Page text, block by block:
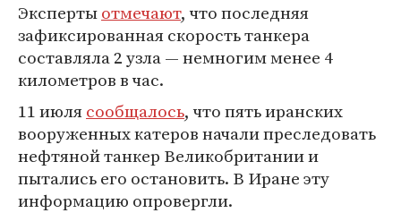
Экспертыотмечают, что последняя
зафиксированная скорость танкера
составляла 2 узла — немногим менее 4
километров в час.
11 июлясообщалось, что пять иранских
вооруженных катеров начали преследовать
нефтяной танкер Великобритании и
пытались его остановить. В Иране эту
информацию опровергли.